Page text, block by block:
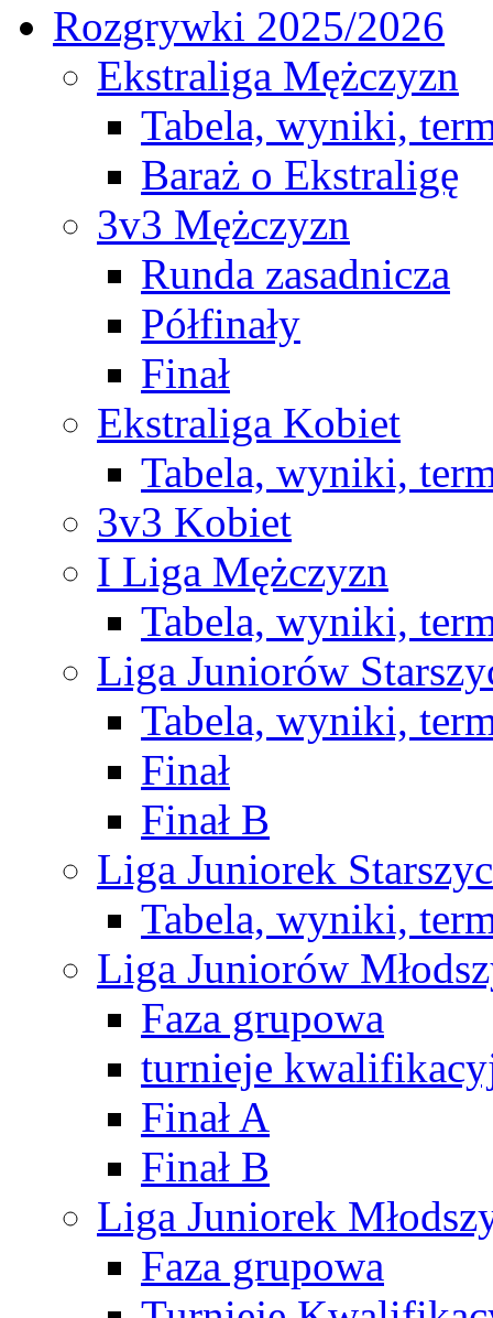
Rozgrywki 2025/2026
Ekstraliga Mężczyzn
Tabela, wyniki,
Baraż o Ekstraligę
3v3 Mężczyzn
Runda zasadnicza
Półfinały
Finał
Ekstraliga Kobiet
Tabela, wyniki,
3v3 Kobiet
I Liga Mężczyzn
Tabela, wyniki,
Liga Juniorów
Tabela, wyniki,
Finał
Finał B
Liga Juniorek
Tabela, wyniki,
Liga Juniorów
Faza grupowa
turnieje
Finał A
Finał B
Liga Juniorek
Faza grupowa